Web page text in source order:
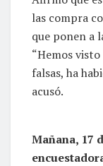
las compra
que ponen a
“Hemos
falsas, ha
acusó.
Mañana, 17